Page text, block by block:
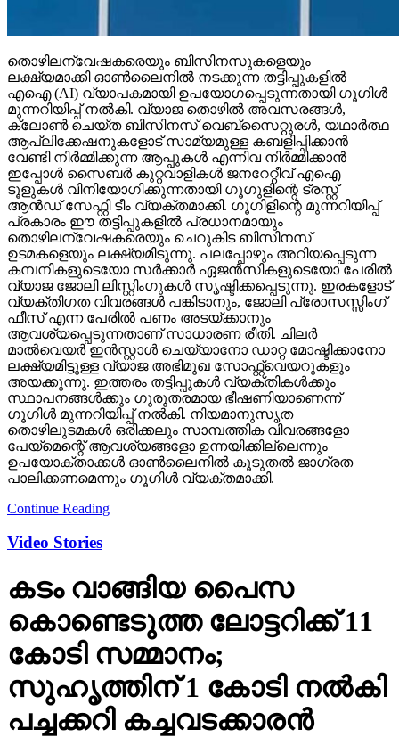
തൊഴിലന്വേഷകരെയും ബിസിനസുകളെയും
ലക്ഷ്യമാക്കി ഓണ്‍ലൈനില്‍ നടക്കുന്ന തട്ടിപ്പുകളില്‍
എഐ (AI) വ്യാപകമായി ഉപയോഗപ്പെടുന്നതായി ഗൂഗിള്‍
മുന്നറിയിപ്പ് നല്‍കി. വ്യാജ തൊഴില്‍ അവസരങ്ങള്‍,
ക്ലോണ്‍ ചെയ്ത ബിസിനസ് വെബ്‌സൈറ്റുരള്‍, യഥാര്‍ത്ഥ
ആപ്ലിക്കേഷനുകളോട് സാമ്യമുള്ള കബളിപ്പിക്കാന്‍
വേണ്ടി നിര്‍മ്മിക്കുന്ന ആപ്പുകള്‍ എന്നിവ നിര്‍മ്മിക്കാന്‍
ഇപ്പോള്‍ സൈബര്‍ കുറ്റവാളികള്‍ ജനറേറ്റീവ് എഐ
ടൂളുകള്‍ വിനിയോഗിക്കുന്നതായി ഗൂഗുളിന്റെ ട്രസ്റ്റ്
ആന്‍ഡ് സേഫ്റ്റി ടീം വ്യക്തമാക്കി. ഗൂഗിളിന്റെ മുന്നറിയിപ്പ്
പ്രകാരം ഈ തട്ടിപ്പുകളില്‍ പ്രധാനമായും
തൊഴിലന്വേഷകരെയും ചെറുകിട ബിസിനസ്
ഉടമകളെയും ലക്ഷ്യമിടുന്നു. പലപ്പോഴും അറിയപ്പെടുന്ന
കമ്പനികളുടെയോ സര്‍ക്കാര്‍ ഏജന്‍സികളുടെയോ പേരില്‍
വ്യാജ ജോലി ലിസ്റ്റിംഗുകള്‍ സൃഷ്ടിക്കപ്പെടുന്നു. ഇരകളോട്
വ്യക്തിഗത വിവരങ്ങള്‍ പങ്കിടാനും, ജോലി പ്രോസസ്സിംഗ്
ഫീസ് എന്ന പേരില്‍ പണം അടയ്ക്കാനും
ആവശ്യപ്പെടുന്നതാണ് സാധാരണ രീതി. ചിലര്‍
മാല്‍വെയര്‍ ഇന്‍സ്റ്റാള്‍ ചെയ്യാനോ ഡാറ്റ മോഷ്ടിക്കാനോ
ലക്ഷ്യമിട്ടുള്ള വ്യാജ അഭിമുഖ സോഫ്റ്റ്‌വെയറുകളും
അയക്കുന്നു. ഇത്തരം തട്ടിപ്പുകള്‍ വ്യക്തികള്‍ക്കും
സ്ഥാപനങ്ങള്‍ക്കും ഗുരുതരമായ ഭീഷണിയാണെന്ന്
ഗൂഗിള്‍ മുന്നറിയിപ്പ് നല്‍കി. നിയമാനുസൃത
തൊഴിലുടമകള്‍ ഒരിക്കലും സാമ്പത്തിക വിവരങ്ങളോ
പേയ്‌മെന്റെ് ആവശ്യങ്ങളോ ഉന്നയിക്കില്ലെന്നും
ഉപയോക്താക്കള്‍ ഓണ്‍ലൈനില്‍ കൂടുതല്‍ ജാഗ്രത
പാലിക്കണമെന്നും ഗൂഗിള്‍ വ്യക്തമാക്കി.
Continue Reading
Video Stories
കടം വാങ്ങിയ പൈസ
കൊണ്ടെടുത്ത ലോട്ടറിക്ക് 11
കോടി സമ്മാനം;
സുഹൃത്തിന് 1 കോടി നല്‍കി
പച്ചക്കറി കച്ചവടക്കാരന്‍